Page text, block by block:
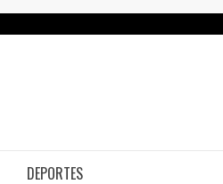
DEPORTES